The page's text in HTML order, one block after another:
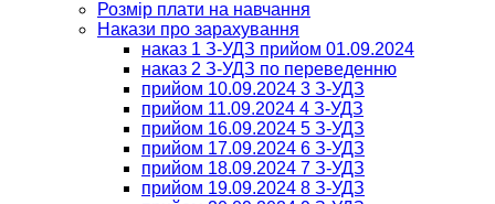
Розмір плати на навчання
Накази про зарахування
наказ 1 З-УДЗ прийом 01.09.2024
наказ 2 З-УДЗ по переведенню
прийом 10.09.2024 3 З-УДЗ
прийом 11.09.2024 4 З-УДЗ
прийом 16.09.2024 5 З-УДЗ
прийом 17.09.2024 6 З-УДЗ
прийом 18.09.2024 7 З-УДЗ
прийом 19.09.2024 8 З-УДЗ